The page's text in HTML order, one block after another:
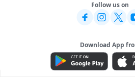
Follow us on
Download App